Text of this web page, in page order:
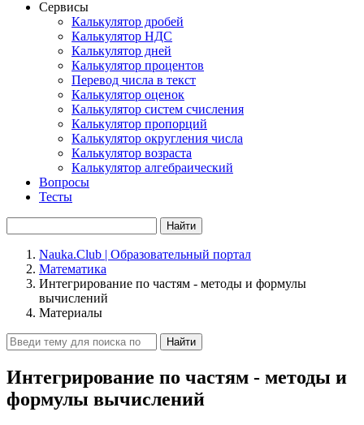
Сервисы
Калькулятор дробей
Калькулятор НДС
Калькулятор дней
Калькулятор процентов
Перевод числа в текст
Калькулятор оценок
Калькулятор систем счисления
Калькулятор пропорций
Калькулятор округления числа
Калькулятор возраста
Калькулятор алгебраический
Вопросы
Тесты
Найти
Nauka.Club | Образовательный портал
Математика
Интегрирование по частям - методы и формулы
вычислений
Материалы
Найти
Интегрирование по частям - методы и
формулы вычислений